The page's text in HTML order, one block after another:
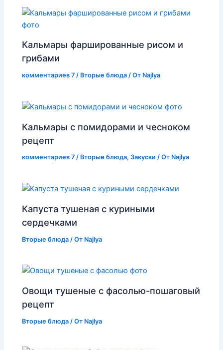
Кальмары фаршированные рисом и
грибами
комментариев 7 / Вторые блюда / От Najlya
Кальмары с помидорами и чесноком
рецепт
комментариев 7 / Вторые блюда,Закуски / От Najlya
Капуста тушеная с куриными
сердечками
Вторые блюда / От Najlya
Овощи тушеные с фасолью-пошаговый
рецепт
Вторые блюда / От Najlya